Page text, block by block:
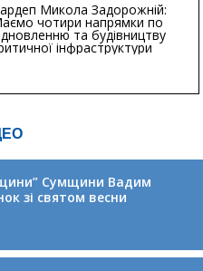
Микола Задорожній:
чотири напрямки по
та будівництву
інфраструктури
Сумщини Вадим
зі святом весни